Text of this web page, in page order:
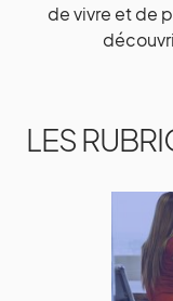
de vivre et de
LES